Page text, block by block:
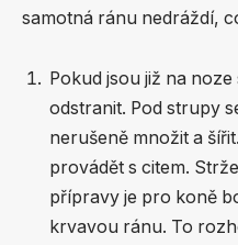
samotná ránu nedráždí,
Pokud jsou již na
odstranit. Pod strupy
nerušeně množit a
provádět s citem.
přípravy je pro koně
krvavou ránu. To